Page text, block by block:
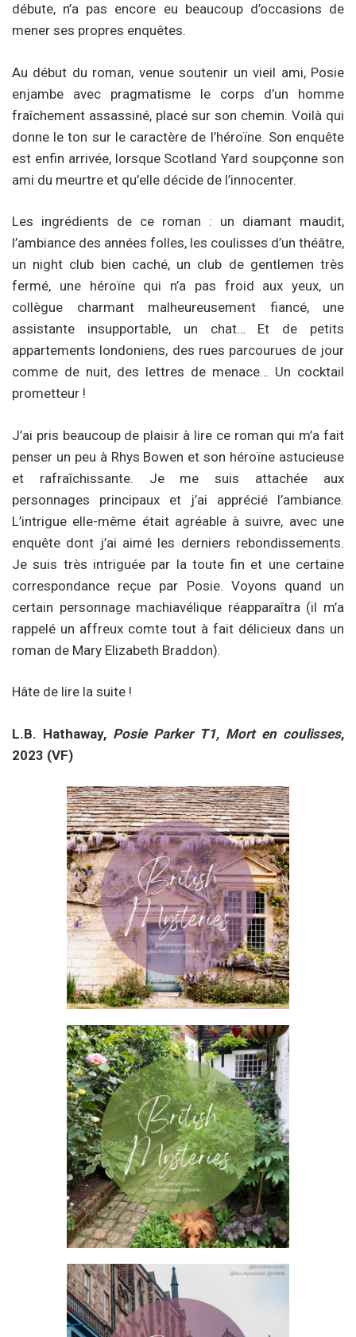
débute, n’a pas encore eu beaucoup d’occasions de
mener ses propres enquêtes.
Au début du roman, venue soutenir un vieil ami, Posie
enjambe avec pragmatisme le corps d’un homme
fraîchement assassiné, placé sur son chemin. Voilà qui
donne le ton sur le caractère de l’héroïne. Son enquête
est enfin arrivée, lorsque Scotland Yard soupçonne son
ami du meurtre et qu’elle décide de l’innocenter.
Les ingrédients de ce roman : un diamant maudit,
l’ambiance des années folles, les coulisses d’un théâtre,
un night club bien caché, un club de gentlemen très
fermé, une héroïne qui n’a pas froid aux yeux, un
collègue charmant malheureusement fiancé, une
assistante insupportable, un chat… Et de petits
appartements londoniens, des rues parcourues de jour
comme de nuit, des lettres de menace… Un cocktail
prometteur !
J’ai pris beaucoup de plaisir à lire ce roman qui m’a fait
penser un peu à Rhys Bowen et son héroïne astucieuse
et rafraîchissante. Je me suis attachée aux
personnages principaux et j’ai apprécié l’ambiance.
L’intrigue elle-même était agréable à suivre, avec une
enquête dont j’ai aimé les derniers rebondissements.
Je suis très intriguée par la toute fin et une certaine
correspondance reçue par Posie. Voyons quand un
certain personnage machiavélique réapparaîtra (il m’a
rappelé un affreux comte tout à fait délicieux dans un
roman de Mary Elizabeth Braddon).
Hâte de lire la suite !
L.B. Hathaway, Posie Parker T1, Mort en coulisses,
2023 (VF)